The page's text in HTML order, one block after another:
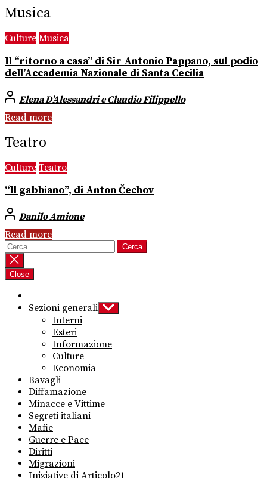
Musica
Culture Musica
Il “ritorno a casa” di Sir Antonio Pappano, sul podio
dell’Accademia Nazionale di Santa Cecilia
Elena D’Alessandri e Claudio Filippello
Read more
Teatro
Culture Teatro
“Il gabbiano”, di Anton Čechov
Danilo Amione
Read more
Ricerca
per:
Close
Sezioni generali Show
sub
Interni
Esteri
Informazione
Culture
Economia
Bavagli
Diffamazione
Minacce e Vittime
Segreti italiani
Mafie
Guerre e Pace
Diritti
Migrazioni